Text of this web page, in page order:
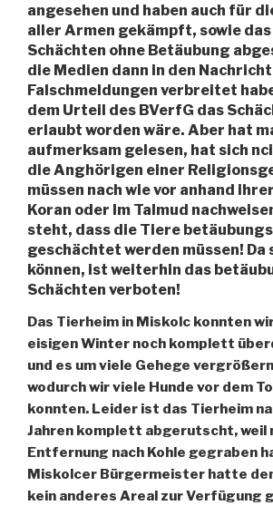
angesehen und haben auch für
aller Armen gekämpft, sowie
Schächten ohne Betäubung
die Medien dann in den
Falschmeldungen verbreitet
dem Urteil des BVerfG das
erlaubt worden wäre. Aber hat
aufmerksam gelesen, hat sich
die Anghörigen einer
müssen nach wie vor anhand
Koran oder Im Talmud
steht, dass die Tiere
geschächtet werden müssen! Da
können, ist weiterhin das
Schächten verboten!
Das Tierheim in Miskolc konnten
eisigen Winter noch komplett
und es um viele Gehege
wodurch wir viele Hunde vor dem
konnten. Leider ist das Tierheim
Jahren komplett abgerutscht, weil
Entfernung nach Kohle gegraben
Miskolcer Bürgermeister hatte
kein anderes Areal zur Verfügung